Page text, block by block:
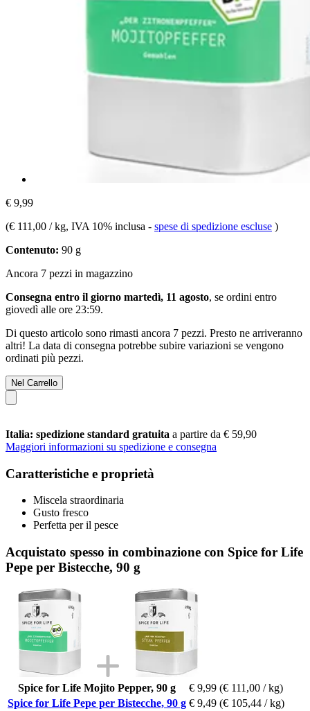
€ 9,99
(€ 111,00 / kg, IVA 10% inclusa - spese di spedizione escluse )
Contenuto: 90 g
Ancora 7 pezzi in magazzino
Consegna entro il giorno martedì, 11 agosto, se ordini entro
giovedì alle ore 23:59.
Di questo articolo sono rimasti ancora 7 pezzi. Presto ne arriveranno
altri! La data di consegna potrebbe subire variazioni se vengono
ordinati più pezzi.
Nel Carrello
Italia: spedizione standard gratuita a partire da € 59,90
Maggiori informazioni su spedizione e consegna
Caratteristiche e proprietà
Miscela straordinaria
Gusto fresco
Perfetta per il pesce
Acquistato spesso in combinazione con Spice for Life
Pepe per Bistecche, 90 g
Spice for Life Mojito Pepper, 90 g € 9,99 (€ 111,00 / kg)
Spice for Life Pepe per Bistecche, 90 g € 9,49 (€ 105,44 / kg)